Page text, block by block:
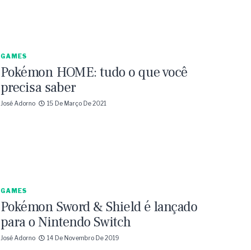
GAMES
Pokémon HOME: tudo o que você
precisa saber
José Adorno 15 De Março De 2021
GAMES
Pokémon Sword & Shield é lançado
para o Nintendo Switch
José Adorno 14 De Novembro De 2019